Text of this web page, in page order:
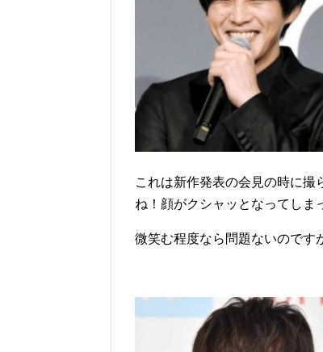
これは新作発表の会見の時に撮
ね！顔がクシャッとなってしま
微笑む程度なら問題ないのです